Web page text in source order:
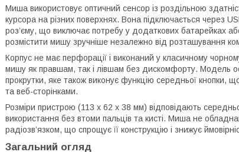
Миша використовує оптичний сенсор із роздільною
курсора на різних поверхнях. Вона підключається через
роз’єму, що виключає потребу у додаткових батарейках
розмістити мишу зручніше незалежно від розташування
Корпус не має перфорації і виконаний у класичному
мишу як правшам, так і лівшам без дискомфорту. Модель
прокрутки, яке також виконує функцію середньої кнопки,
та веб-сторінками.
Розміри пристрою (113 x 62 x 38 мм) відповідають
використання без втоми пальців та кисті. Миша не
радіозв’язком, що спрощує її конструкцію і знижує
Загальний огляд